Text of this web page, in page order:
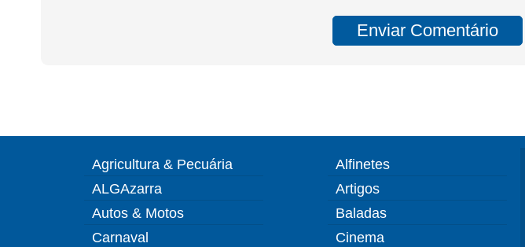
Agricultura & Pecuária
ALGAzarra
Autos & Motos
Carnaval
Alfinetes
Artigos
Baladas
Cinema